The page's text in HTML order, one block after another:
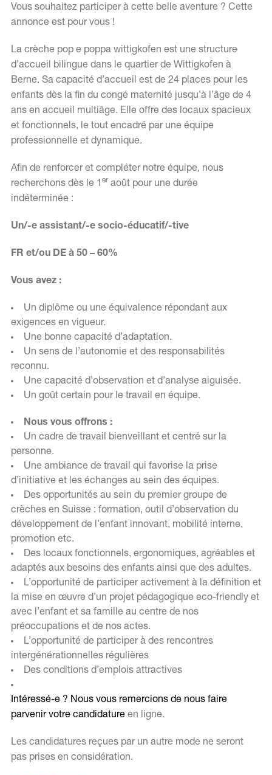
Vous souhaitez participer à cette belle aventure ? Cette
annonce est pour vous !
La crèche pop e poppa wittigkofen est une structure
d’accueil bilingue dans le quartier de Wittigkofen à
Berne. Sa capacité d’accueil est de 24 places pour les
enfants dès la fin du congé maternité jusqu’à l’âge de 4
ans en accueil multiâge. Elle offre des locaux spacieux
et fonctionnels, le tout encadré par une équipe
professionnelle et dynamique.
Afin de renforcer et compléter notre équipe, nous
recherchons dès le 1 er août pour une durée
indéterminée :
Un/-e assistant/-e socio-éducatif/-tive
FR et/ou DE à 50 – 60%
Vous avez :
Un diplôme ou une équivalence répondant aux
exigences en vigueur.
Une bonne capacité d’adaptation.
Un sens de l’autonomie et des responsabilités
reconnu.
Une capacité d’observation et d’analyse aiguisée.
Un goût certain pour le travail en équipe.
Nous vous offrons :
Un cadre de travail bienveillant et centré sur la
personne.
Une ambiance de travail qui favorise la prise
d’initiative et les échanges au sein des équipes.
Des opportunités au sein du premier groupe de
crèches en Suisse : formation, outil d’observation du
développement de l’enfant innovant, mobilité interne,
promotion etc.
Des locaux fonctionnels, ergonomiques, agréables et
adaptés aux besoins des enfants ainsi que des adultes.
L’opportunité de participer activement à la définition et
la mise en œuvre d’un projet pédagogique eco-friendly et
avec l’enfant et sa famille au centre de nos
préoccupations et de nos actes.
L’opportunité de participer à des rencontres
intergénérationnelles régulières
Des conditions d’emplois attractives
Intéressé-e ? Nous vous remercions de nous faire
parvenir votre candidature en ligne.
Les candidatures reçues par un autre mode ne seront
pas prises en considération.